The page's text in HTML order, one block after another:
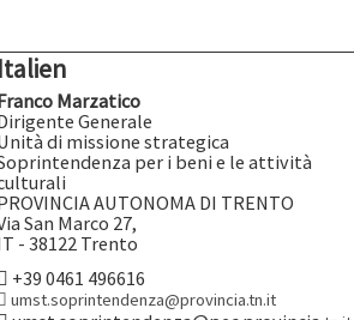
Italien
Marzatico
Generale
di missione strategica
per i beni e le attività
AUTONOMA DI TRENTO
San Marco 27,
- 38122 Trento
+39 0461 496616
umst.soprintendenza@provincia.tn.it